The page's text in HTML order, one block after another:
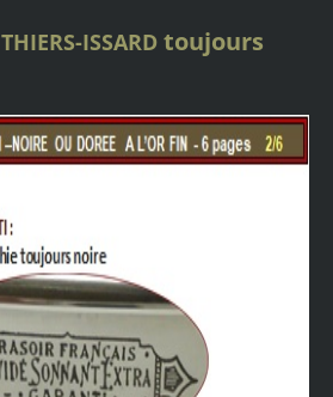
THIERS-ISSARDtoujours